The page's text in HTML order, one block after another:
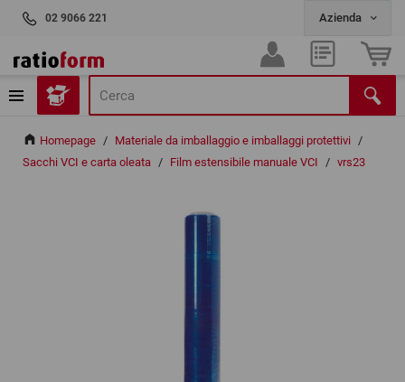
02 9066 221
Homepage / Materiale da imballaggio e imballaggi protettivi /
Sacchi VCI e carta oleata / Film estensibile manuale VCI / vrs23